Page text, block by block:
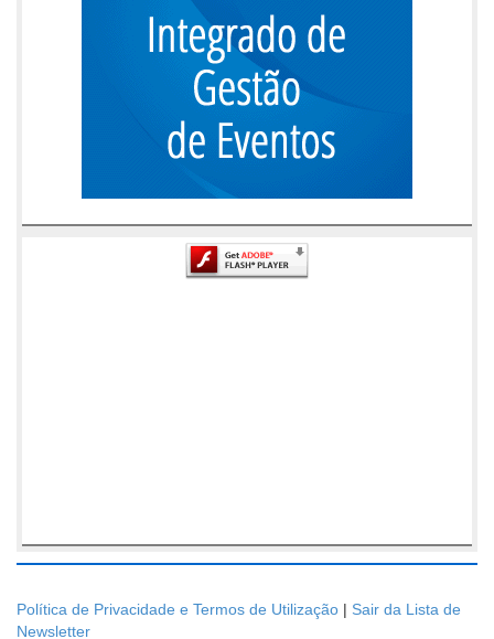
Política de Privacidade e Termos de Utilização | Sair da Lista de
Newsletter